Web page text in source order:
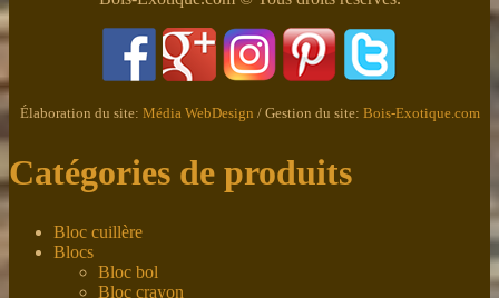
Élaboration du site: Média WebDesign / Gestion du site: Bois-Exotique.com
Catégories de produits
Bloc cuillère
Blocs
Bloc bol
Bloc crayon